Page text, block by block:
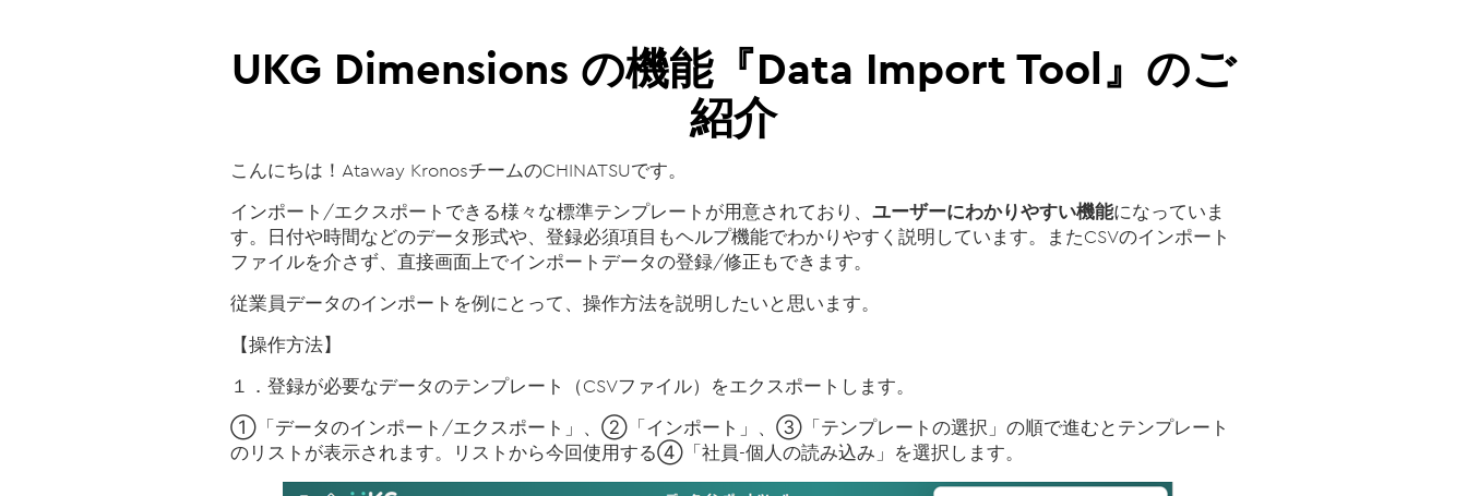
UKG Dimensions の機能『Data Import Tool』のご
紹介
こんにちは！Ataway KronosチームのCHINATSUです。
インポート/エクスポートできる様々な標準テンプレートが用意されており、 ユーザーにわかりやすい機能になっていま
す。日付や時間などのデータ形式や、登録必須項目もヘルプ機能でわかりやすく説明しています。またCSVのインポート
ファイルを介さず、直接画面上でインポートデータの登録/修正もできます。
従業員データのインポートを例にとって、操作方法を説明したいと思います。
【操作方法】
１．登録が必要なデータのテンプレート（CSVファイル）をエクスポートします。
①「データのインポート/エクスポート」、②「インポート」、③「テンプレートの選択」の順で進むとテンプレート
のリストが表示されます。リストから今回使用する④「社員-個人の読み込み」を選択します。